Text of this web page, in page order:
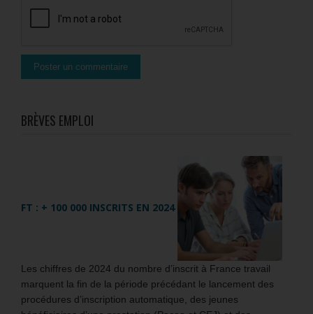
BRÈVES EMPLOI
FT : + 100 000 INSCRITS EN 2024
Les chiffres de 2024 du nombre d’inscrit à France travail
marquent la fin de la période précédant le lancement des
procédures d’inscription automatique, des jeunes